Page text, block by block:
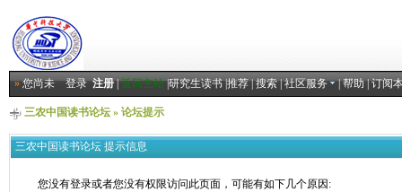
»您尚未登录 注册|返回主站|研究生读书|推荐|搜索|社区服务 |帮助|订阅
三农中国读书论坛» 论坛提示
三农中国读书论坛 提示信息
您没有登录或者您没有权限访问此页面，可能有如下几个原因: